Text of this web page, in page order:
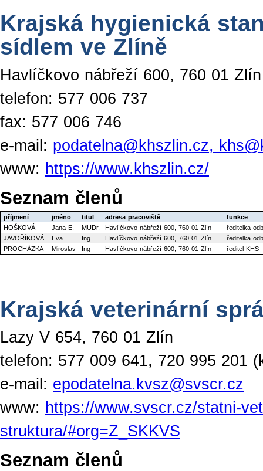
Krajská hygienická
sídlem ve Zlíně
Havlíčkovo nábřeží 600, 760 01 Zlín
telefon: 577 006 737
fax: 577 006 746
e-mail: podatelna@khszlin.cz,
www: https://www.khszlin.cz/
Seznam členů
příjmení jméno titul adresa pracoviště
funkce
HOŠKOVÁ
Jana E. MUDr. Havlíčkovo nábřeží 600, 760 01 Zlín
ředitelka
JAVOŘÍKOVÁ
Eva Ing. Havlíčkovo nábřeží 600, 760 01 Zlín
ředitelka
PROCHÁZKA
Miroslav Ing Havlíčkovo nábřeží 600, 760 01 Zlín ředitel KHS
Krajská veterinární
Lazy V 654, 760 01 Zlín
telefon: 577 009 641, 720 995 201
e-mail: epodatelna.kvsz@svscr.cz
www: https://www.svscr.cz/statni-
struktura/#org=Z_SKKVS
Seznam členů